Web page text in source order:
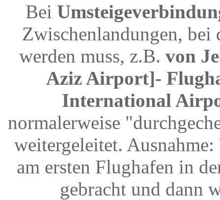
Bei
Zwischenlandungen, bei
werden muss, z.B. von
Aziz Airport]-
International
normalerweise
weitergeleitet.
am ersten Flughafen in
gebracht und dann